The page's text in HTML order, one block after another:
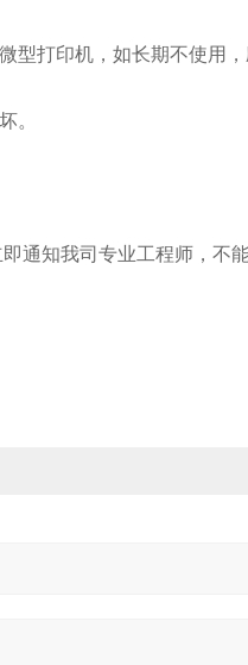
打印机，如长期不使用
。
通知我司专业工程师，不